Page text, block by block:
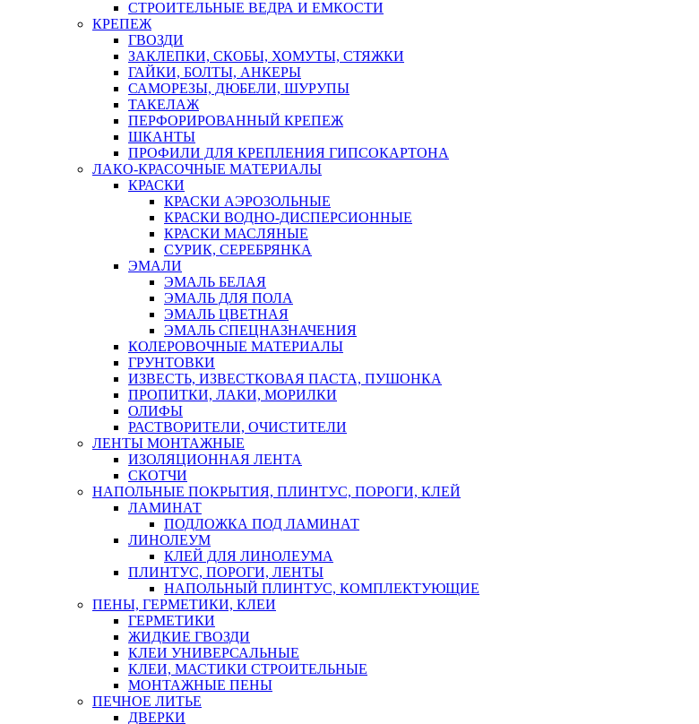
СТРОИТЕЛЬНЫЕ ВЕДРА И ЕМКОСТИ
КРЕПЕЖ
ГВОЗДИ
ЗАКЛЕПКИ, СКОБЫ, ХОМУТЫ, СТЯЖКИ
ГАЙКИ, БОЛТЫ, АНКЕРЫ
САМОРЕЗЫ, ДЮБЕЛИ, ШУРУПЫ
ТАКЕЛАЖ
ПЕРФОРИРОВАННЫЙ КРЕПЕЖ
ШКАНТЫ
ПРОФИЛИ ДЛЯ КРЕПЛЕНИЯ ГИПСОКАРТОНА
ЛАКО-КРАСОЧНЫЕ МАТЕРИАЛЫ
КРАСКИ
КРАСКИ АЭРОЗОЛЬНЫЕ
КРАСКИ ВОДНО-ДИСПЕРСИОННЫЕ
КРАСКИ МАСЛЯНЫЕ
СУРИК, СЕРЕБРЯНКА
ЭМАЛИ
ЭМАЛЬ БЕЛАЯ
ЭМАЛЬ ДЛЯ ПОЛА
ЭМАЛЬ ЦВЕТНАЯ
ЭМАЛЬ СПЕЦНАЗНАЧЕНИЯ
КОЛЕРОВОЧНЫЕ МАТЕРИАЛЫ
ГРУНТОВКИ
ИЗВЕСТЬ, ИЗВЕСТКОВАЯ ПАСТА, ПУШОНКА
ПРОПИТКИ, ЛАКИ, МОРИЛКИ
ОЛИФЫ
РАСТВОРИТЕЛИ, ОЧИСТИТЕЛИ
ЛЕНТЫ МОНТАЖНЫЕ
ИЗОЛЯЦИОННАЯ ЛЕНТА
СКОТЧИ
НАПОЛЬНЫЕ ПОКРЫТИЯ, ПЛИНТУС, ПОРОГИ, КЛЕЙ
ЛАМИНАТ
ПОДЛОЖКА ПОД ЛАМИНАТ
ЛИНОЛЕУМ
КЛЕЙ ДЛЯ ЛИНОЛЕУМА
ПЛИНТУС, ПОРОГИ, ЛЕНТЫ
НАПОЛЬНЫЙ ПЛИНТУС, КОМПЛЕКТУЮЩИЕ
ПЕНЫ, ГЕРМЕТИКИ, КЛЕИ
ГЕРМЕТИКИ
ЖИДКИЕ ГВОЗДИ
КЛЕИ УНИВЕРСАЛЬНЫЕ
КЛЕИ, МАСТИКИ СТРОИТЕЛЬНЫЕ
МОНТАЖНЫЕ ПЕНЫ
ПЕЧНОЕ ЛИТЬЕ
ДВЕРКИ